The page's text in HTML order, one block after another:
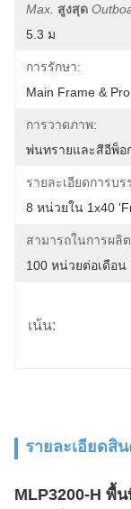
Max. สูงสุด
5.3 ม
การรักษา:
Main Frame &
การวาดภาพ:
พ่นทรายและสีอีพ็อ
รายละเอียดการบร
8 หน่วยใน 1x40
สามารถในการผลิ
100 หน่วยต่อเดือน
เน้น:
รายละเอียดสิ
MLP3200-H พื้